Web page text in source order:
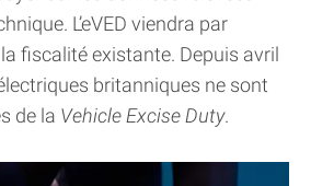
L’eVED viendra par
fiscalité existante. Depuis avril
britanniques ne sont
de la Vehicle Excise Duty.